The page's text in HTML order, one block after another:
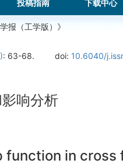
投稿指南 下载中心
报（工学版）》
: 63-68. doi: 10.6040/
响分析
function in